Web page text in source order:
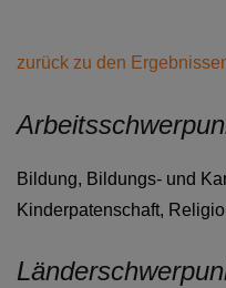
zurück zu den
Bildung, Bildungs- und
Kinderpatenschaft,